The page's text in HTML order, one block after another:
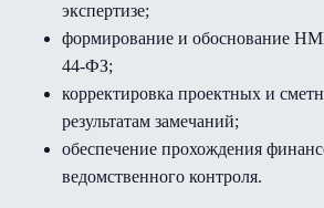
экспертизе;
формирование и обоснование
44-ФЗ;
корректировка проектных и
результатам замечаний;
обеспечение прохождения
ведомственного контроля.